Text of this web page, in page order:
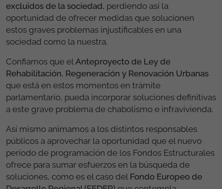
excluidos de la sociedad, perdiendo así la
oportunidad de ofrecer medidas que solucionen
estos graves problemas injustificables en una
sociedad como la nuestra.
Confiamos que elAnteproyecto de Ley de
Rehabilitación, Regeneración y Renovación Urbanas
que está en estos momentos en trámite
parlamentario, pueda incorporar soluciones definitivas
a este grave problema de chabolismo e infravivienda.
Así mismo animamos a los distintos responsables
públicos a aprovechar la oportunidad que el nuevo
periodo de programación de los Fondos Estructurales
ofrece para sumar esfuerzos en la búsqueda de
soluciones, como es el caso del Fondo Europeo de